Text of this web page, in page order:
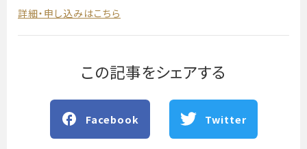
詳細・申し込みはこちら
この記事をシェアする
Facebook Twitter